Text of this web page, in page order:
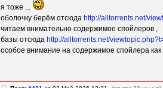
я тоже ...
оболочку берём отсюда http://alltorrents.net/
читаем внимательно содержимое спойлеров ,
базы отсюда http://alltorrents.net/
особое внимание на содержимое спойлера как